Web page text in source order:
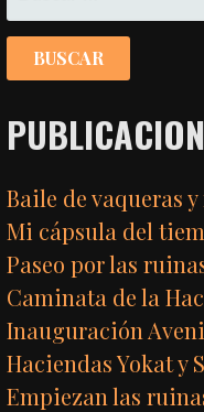
Baile de vaqueras
Mi cápsula del
Paseo por las
Caminata de la
Inauguración
Haciendas Yokat y
Empiezan las